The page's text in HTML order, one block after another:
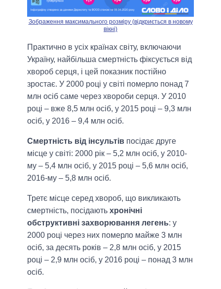
Зображення максимального розміру (відкриється в новому
вікні)
Практично в усіх країнах світу, включаючи
Україну, найбільша смертність фіксується від
хвороб серця, і цей показник постійно
зростає. У 2000 році у світі померло понад 7
млн осіб саме через хвороби серця. У 2010
році – вже 8,5 млн осіб, у 2015 році – 9,3 млн
осіб, у 2016 – 9,4 млн осіб.
Смертність від інсультів посідає друге
місце у світі: 2000 рік – 5,2 млн осіб, у 2010-
му – 5,4 млн осіб, у 2015 році – 5,6 млн осіб,
2016-му – 5,8 млн осіб.
Третє місце серед хвороб, що викликають
смертність, посідають хронічні
обструктивні захворювання легень: у
2000 році через них померло майже 3 млн
осіб, за десять років – 2,8 млн осіб, у 2015
році – 2,9 млн осіб, у 2016 році – понад 3 млн
осіб.